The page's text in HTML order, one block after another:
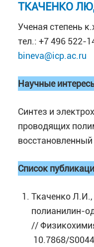
ТКАЧЕНКО
Ученая степень
тел.: +7 496 522-
bineva@icp.ac.ru
Научные
Синтез и
проводящих
Список
Ткаченко
полианилин-
//
10.7868/